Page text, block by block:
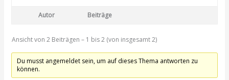
Autor Beiträge
Ansicht von 2 Beiträgen – 1 bis 2 (von insgesamt 2)
Du musst angemeldet sein, um auf dieses Thema antworten zu
können.